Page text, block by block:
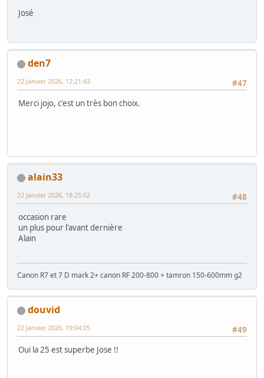
José
den7
#47
22 Janvier 2026, 12:21:43
Merci jojo, c'est un très bon choix.
alain33
#48
22 Janvier 2026, 18:25:02
occasion rare
un plus pour l'avant dernière
Alain
Canon R7 et 7 D mark 2+ canon RF 200-800 + tamron 150-600mm g2
douvid
#49
22 Janvier 2026, 19:04:05
Oui la 25 est superbe Jose !!